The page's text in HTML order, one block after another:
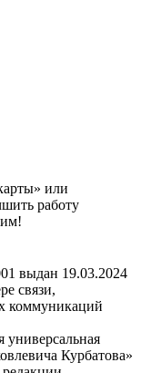
или
работу
выдан 19.03.2024
связи,
коммуникаций
универсальная
Курбатова»